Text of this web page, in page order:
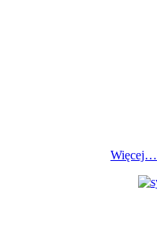
Więcej…